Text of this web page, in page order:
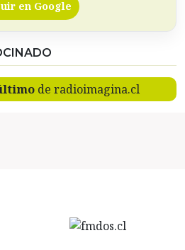
en Google
de radioimagina.cl